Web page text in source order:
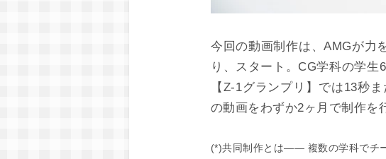
今回の動画制作は、AMGが力
り、スタート。CG学科の学生
【Z-1グランプリ】では13秒
の動画をわずか2ヶ月で制作を
(*)共同制作とは―― 複数の学科でチ